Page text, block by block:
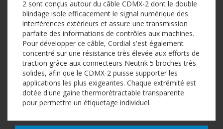
2 sont conçus autour du câble CDMX-2 dont le double
blindage isole efficacement le signal numérique des
interférences extérieurs et assure une transmission
parfaite des informations de contrôles aux machines.
Pour développer ce câble, Cordial s'est également
concentré sur une résistance très élevée aux efforts de
traction grâce aux connecteurs Neutrik 5 broches très
solides, afin que le CDMX-2 puisse supporter les
applications les plus exigeantes. Chaque extrémité est
dotée d'une gaine thermorétractable transparente
pour permettre un étiquetage individuel.